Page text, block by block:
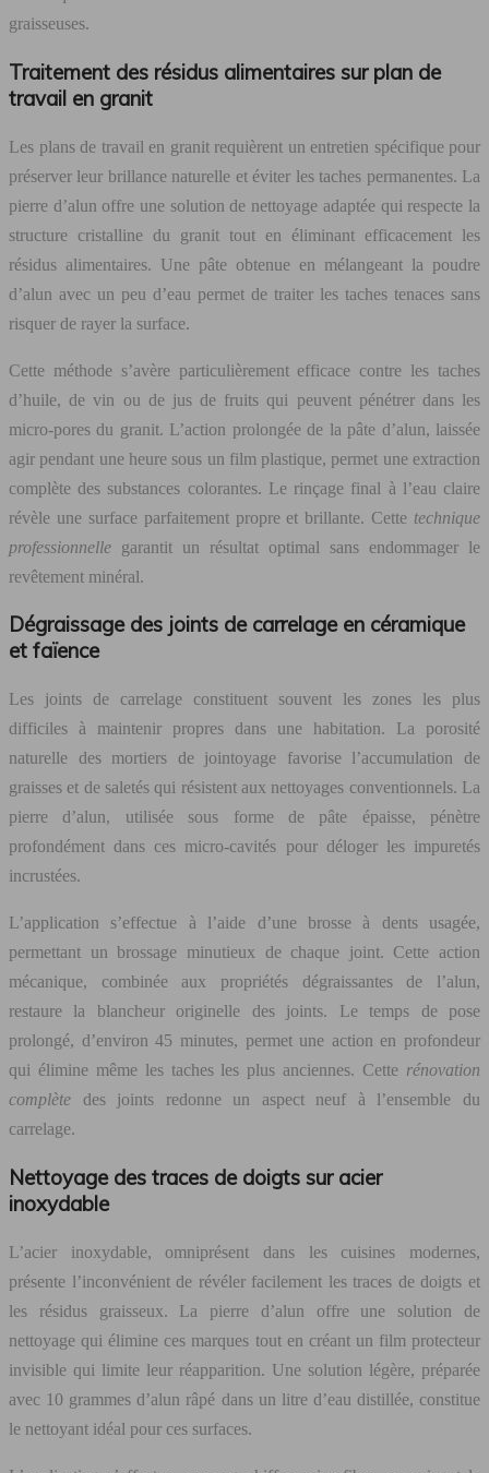
graisseuses.
Traitement des résidus alimentaires sur plan de
travail en granit
Les plans de travail en granit requièrent un entretien spécifique pour
préserver leur brillance naturelle et éviter les taches permanentes. La
pierre d’alun offre une solution de nettoyage adaptée qui respecte la
structure cristalline du granit tout en éliminant efficacement les
résidus alimentaires. Une pâte obtenue en mélangeant la poudre
d’alun avec un peu d’eau permet de traiter les taches tenaces sans
risquer de rayer la surface.
Cette méthode s’avère particulièrement efficace contre les taches
d’huile, de vin ou de jus de fruits qui peuvent pénétrer dans les
micro-pores du granit. L’action prolongée de la pâte d’alun, laissée
agir pendant une heure sous un film plastique, permet une extraction
complète des substances colorantes. Le rinçage final à l’eau claire
révèle une surface parfaitement propre et brillante. Cette technique
professionnelle garantit un résultat optimal sans endommager le
revêtement minéral.
Dégraissage des joints de carrelage en céramique
et faïence
Les joints de carrelage constituent souvent les zones les plus
difficiles à maintenir propres dans une habitation. La porosité
naturelle des mortiers de jointoyage favorise l’accumulation de
graisses et de saletés qui résistent aux nettoyages conventionnels. La
pierre d’alun, utilisée sous forme de pâte épaisse, pénètre
profondément dans ces micro-cavités pour déloger les impuretés
incrustées.
L’application s’effectue à l’aide d’une brosse à dents usagée,
permettant un brossage minutieux de chaque joint. Cette action
mécanique, combinée aux propriétés dégraissantes de l’alun,
restaure la blancheur originelle des joints. Le temps de pose
prolongé, d’environ 45 minutes, permet une action en profondeur
qui élimine même les taches les plus anciennes. Cette rénovation
complète des joints redonne un aspect neuf à l’ensemble du
carrelage.
Nettoyage des traces de doigts sur acier
inoxydable
L’acier inoxydable, omniprésent dans les cuisines modernes,
présente l’inconvénient de révéler facilement les traces de doigts et
les résidus graisseux. La pierre d’alun offre une solution de
nettoyage qui élimine ces marques tout en créant un film protecteur
invisible qui limite leur réapparition. Une solution légère, préparée
avec 10 grammes d’alun râpé dans un litre d’eau distillée, constitue
le nettoyant idéal pour ces surfaces.